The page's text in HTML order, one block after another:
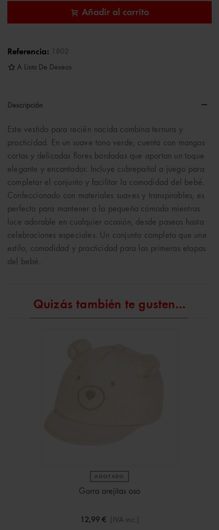
Añadir al carrito
Referencia: 1802
A Lista De Deseos
Descripción
Este vestido para recién nacida combina ternura y
practicidad. En un suave tono verde, cuenta con mangas
cortas y delicadas flores bordadas que aportan un toque
elegante y encantador. Incluye cubrepañal a juego para
completar el conjunto y facilitar la comodidad del bebé.
Confeccionado con materiales suaves y transpirables, es
perfecto para mantener a la pequeña cómoda mientras
luce adorable en cualquier ocasión, desde paseos hasta
celebraciones especiales. Un conjunto completo que une
estilo, comodidad y practicidad para las primeras etapas
del bebé.
Quizás también te gusten...
AGOTADO
Gorra orejitas oso
12,99 € (IVA inc.)